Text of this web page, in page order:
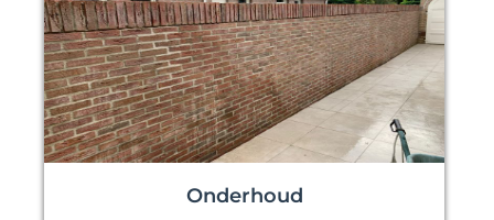
Onderhoud